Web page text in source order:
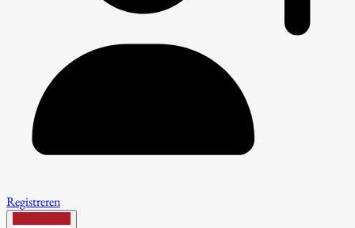
Registreren